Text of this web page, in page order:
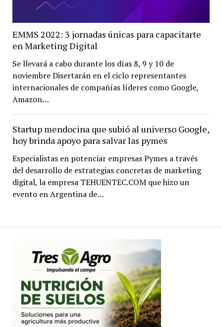
EMMS 2022: 3 jornadas únicas para capacitarte
en Marketing Digital
Se llevará a cabo durante los días 8, 9 y 10 de
noviembre Disertarán en el ciclo representantes
internacionales de compañías líderes como Google,
Amazon…
Startup mendocina que subió al universo Google,
hoy brinda apoyo para salvar las pymes
Especialistas en potenciar empresas Pymes a través
del desarrollo de estrategias concretas de marketing
digital, la empresa TEHUENTEC.COM que hizo un
evento en Argentina de…